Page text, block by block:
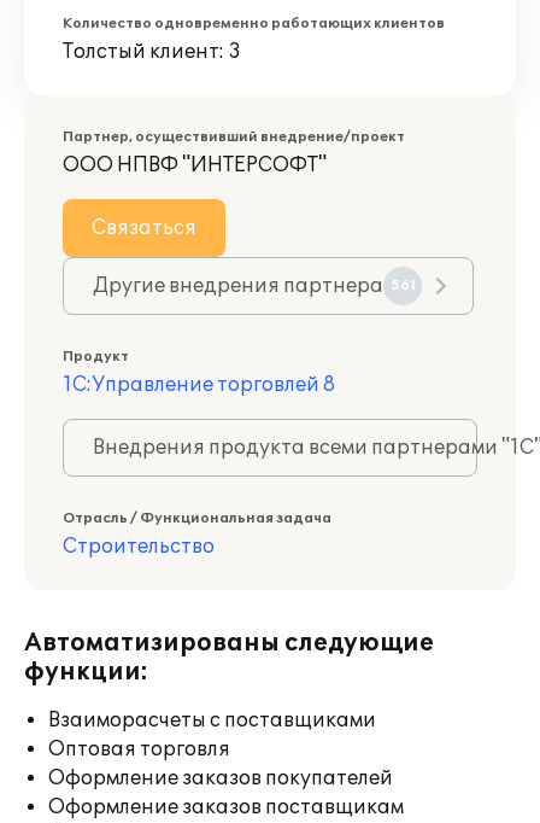
Количество одновременно работающих клиентов
Толстый клиент: 3
Партнер, осуществивший внедрение/проект
ООО НПВФ "ИНТЕРСОФТ"
Связаться
Другие внедрения партнера 561
Продукт
1С:Управление торговлей 8
Внедрения продукта всеми партнерами
Отрасль / Функциональная задача
Строительство
Автоматизированы следующие
функции:
Взаиморасчеты с поставщиками
Оптовая торговля
Оформление заказов покупателей
Оформление заказов поставщикам